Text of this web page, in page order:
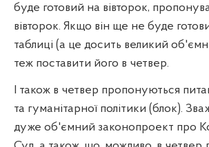
буде готовий на вівторок,
вівторок. Якщо він ще не буде
таблиці (а це досить великий
теж поставити його в четвер.
І також в четвер пропонуються
та гуманітарної політики (блок).
дуже об'ємний законопроект про